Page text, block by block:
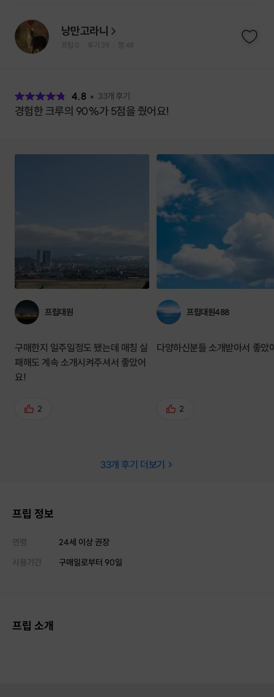
낭만고라니
프립 0 후기 39 찜 48
4.8 33개 후기
경험한 크루의 90%가 5점을 줬어요!
프립대원
구매한지 일주일정도 됐는데 매칭 실
패해도 계속 소개시켜주셔서 좋았어
요!
2
프립대원488
다양하신분들 소개받아서 좋았
2
33개 후기 더보기
프립 정보
연령
24세 이상 권장
사용기간
구매일로부터 90일
프립 소개